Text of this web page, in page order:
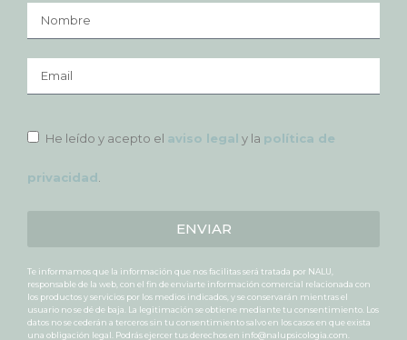
He leído y acepto el aviso legal y la política de
privacidad
ENVIAR
Te informamos que la información que nos facilitas será tratada por NALU,
responsable de la web, con el fin de enviarte información comercial relacionada con
los productos y servicios por los medios indicados, y se conservarán mientras el
usuario no se dé de baja. La legitimación se obtiene mediante tu consentimiento. Los
datos no se cederán a terceros sin tu consentimiento salvo en los casos en que exista
una obligación legal. Podrás ejercer tus derechos en info@nalupsicologia.com.